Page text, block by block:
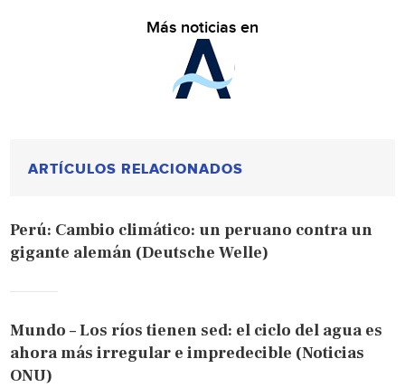
Más noticias en
ARTÍCULOS RELACIONADOS
Perú: Cambio climático: un peruano contra un
gigante alemán (Deutsche Welle)
Mundo – Los ríos tienen sed: el ciclo del agua es
ahora más irregular e impredecible (Noticias
ONU)